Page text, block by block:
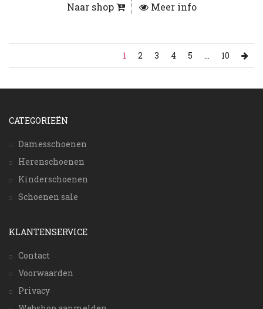
Naar shop Meer info
1 2 3 4 5 ... 10
CATEGORIEËN
Damesschoenen
Herenschoenen
Kinderschoenen
Schoenen sale
KLANTENSERVICE
Contact
Voorwaarden
Privacy